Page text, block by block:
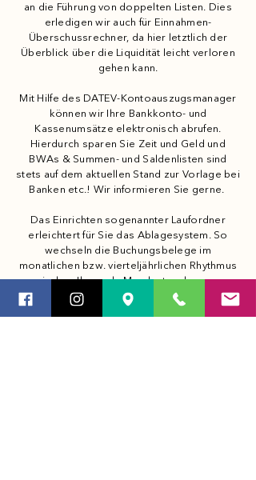
an die Führung von doppelten Listen. Dies
erledigen wir auch für Einnahmen-
Überschussrechner, da hier letztlich der
Überblick über die Liquidität leicht verloren
gehen kann.
Mit Hilfe des DATEV-Kontoauszugsmanager
können wir Ihre Bankkonto- und
Kassenumsätze elektronisch abrufen.
Hierdurch sparen Sie Zeit und Geld und
BWAs & Summen- und Saldenlisten sind
stets auf dem aktuellen Stand zur Vorlage bei
Banken etc.! Wir informieren Sie gerne. ​
Das Einrichten sogenannter Laufordner
erleichtert für Sie das Ablagesystem. So
wechseln die Buchungsbelege im
monatlichen bzw. vierteljährlichen Rhythmus
zwischen Ihnen als Mandant und unserer
Kanzlei. Hierdurch erhalten Sie rasch ein